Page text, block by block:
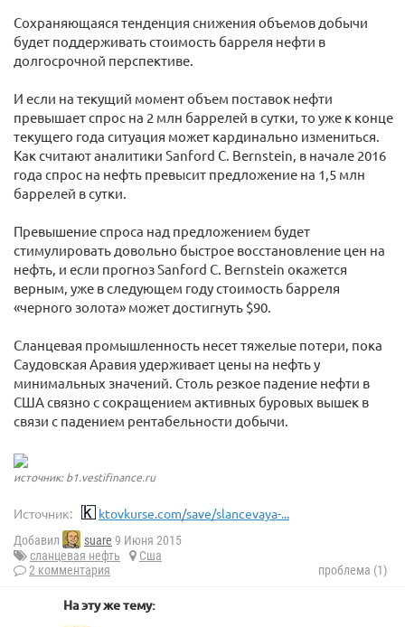
Сохраняющаяся тенденция снижения объемов добычи
будет поддерживать стоимость барреля нефти в
долгосрочной перспективе.
И если на текущий момент объем поставок нефти
превышает спрос на 2 млн баррелей в сутки, то уже к конце
текущего года ситуация может кардинально измениться.
Как считают аналитики Sanford C. Bernstein, в начале 2016
года спрос на нефть превысит предложение на 1,5 млн
баррелей в сутки.
Превышение спроса над предложением будет
стимулировать довольно быстрое восстановление цен на
нефть, и если прогноз Sanford C. Bernstein окажется
верным, уже в следующем году стоимость барреля
«черного золота» может достигнуть $90.
Сланцевая промышленность несет тяжелые потери, пока
Саудовская Аравия удерживает цены на нефть у
минимальных значений. Столь резкое падение нефти в
США связно с сокращением активных буровых вышек в
связи с падением рентабельности добычи.
источник: b1.vestifinance.ru
Источник: ktovkurse.com/save/slancevaya-...
Добавил suare 9 Июня 2015
сланцевая нефть
Сша
2 комментария
проблема (1)
На эту же тему: